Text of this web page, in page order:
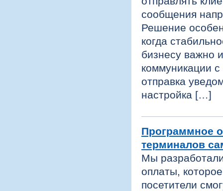
сообщения
Решение
когда
бизнесу важно
коммуникации
отправка
настройка […]
Программное
терминалов
Мы
оплаты,
посетители